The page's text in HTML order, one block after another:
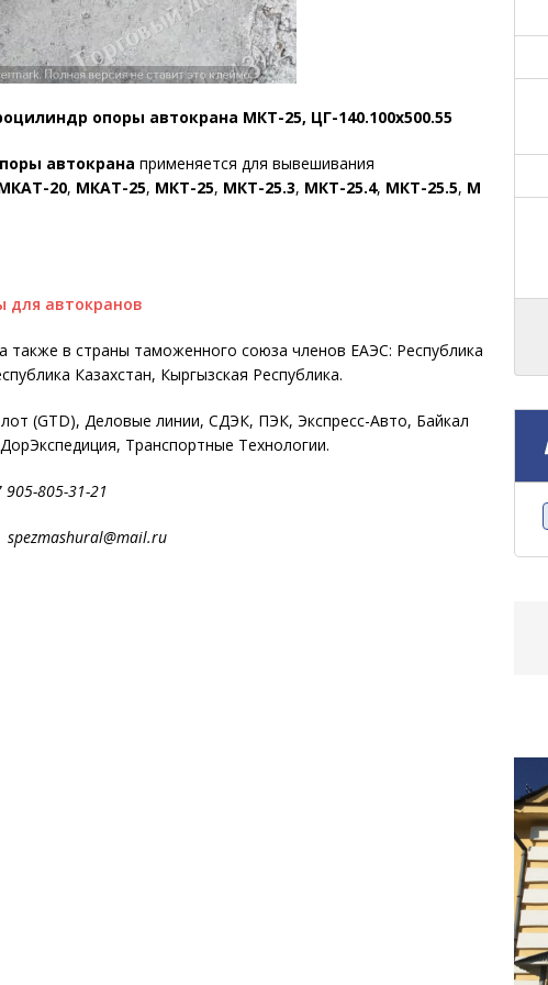
опоры автокрана МКТ-25, ЦГ-140.100х500.55
автокрана применяется для вывешивания
20, МКАТ-25, МКТ-25, МКТ-25.3, МКТ-25.4, МКТ-25.5, М
для автокранов
также в страны таможенного союза членов ЕАЭС: Республика
Казахстан, Кыргызская Республика.
(GTD), Деловые линии, СДЭК, ПЭК, Экспресс-Авто, Байкал
Транспортные Технологии.
805-31-21